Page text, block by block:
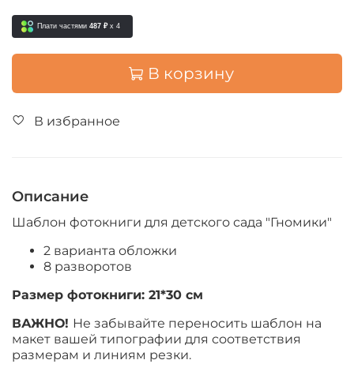
Плати частями 487 ₽ x 4
В корзину
В избранное
Описание
Шаблон фотокниги для детского сада "Гномики"
2 варианта обложки
8 разворотов
Размер фотокниги: 21*30 см
ВАЖНО! Не забывайте переносить шаблон на
макет вашей типографии для соответствия
размерам и линиям резки.